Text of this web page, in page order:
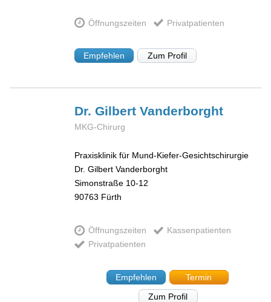
Öffnungszeiten Privatpatienten
Empfehlen Zum Profil
Dr. GilbertVanderborght
MKG-Chirurg
Praxisklinik für Mund-Kiefer-Gesichtschirurgie
Dr. Gilbert Vanderborght
Simonstraße 10-12
90763 Fürth
Öffnungszeiten
Kassenpatienten
Privatpatienten
Empfehlen
Termin
Zum Profil